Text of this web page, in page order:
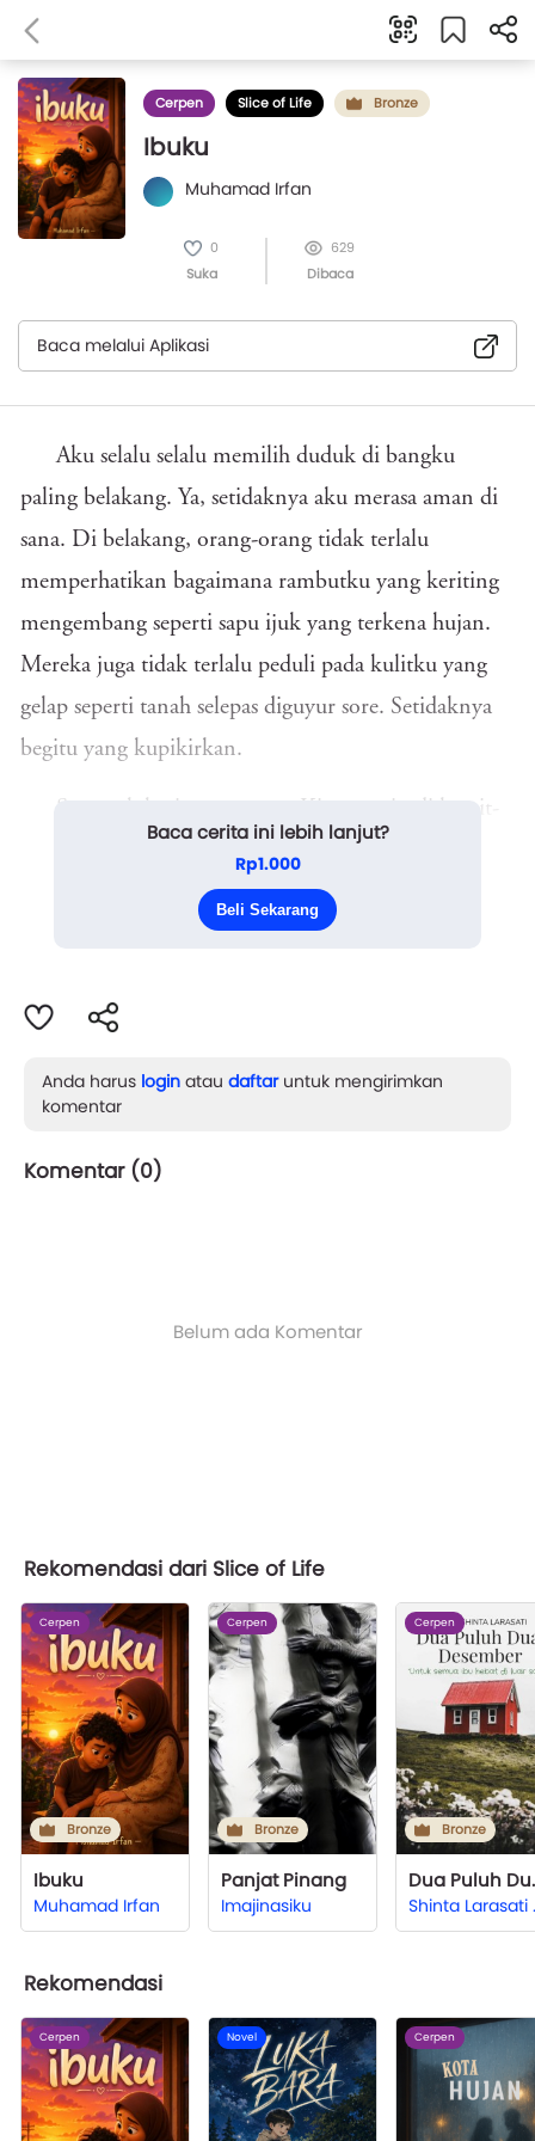
Cerpen Slice of Life Bronze
Ibuku
Muhamad Irfan
0
Suka
629
Dibaca
Baca melalui Aplikasi
Aku selalu selalu memilih duduk di bangku
paling belakang. Ya, setidaknya aku merasa aman di
sana. Di belakang, orang-orang tidak terlalu
memperhatikan bagaimana rambutku yang keriting
mengembang seperti sapu ijuk yang terkena hujan.
Mereka juga tidak terlalu peduli pada kulitku yang
gelap seperti tanah selepas diguyur sore. Setidaknya
begitu yang kupikirkan.
Sungguh hari yang panas. Kipas angin di langit-
langit hanya, mengaduk udara tanpa benar-benar
mengusir gerah. Di depan kelas, Pak Tono sedang
Baca cerita ini lebih lanjut?
Rp1.000
Beli Sekarang
Anda harus login atau daftaruntuk mengirimkan
komentar
Komentar (0)
Belum ada Komentar
Rekomendasi dari Slice of Life
Cerpen
Bronze
Ibuku
Muhamad Irfan
Cerpen
Bronze
Panjat Pinang
Imajinasiku
Cerpen
Bronze
Dua
Rekomendasi
Cerpen Novel Cerpen